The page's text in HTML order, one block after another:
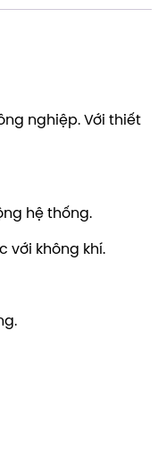
nghiệp. Với thiết
hệ thống.
với không khí.